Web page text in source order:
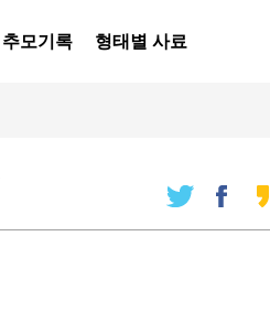
추모기록 형태별 사료